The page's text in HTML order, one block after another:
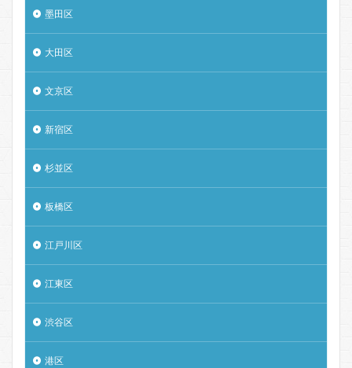
墨田区
大田区
文京区
新宿区
杉並区
板橋区
江戸川区
江東区
渋谷区
港区